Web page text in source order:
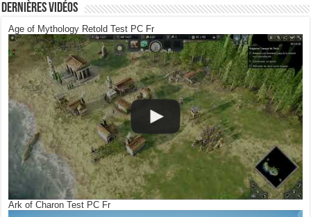
Dernières Vidéos
Age of Mythology Retold Test PC Fr
Ark of Charon Test PC Fr